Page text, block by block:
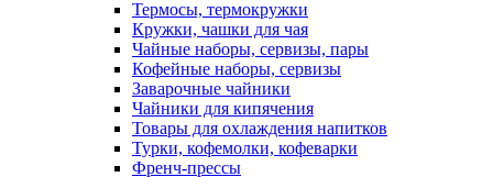
Термосы, термокружки
Кружки, чашки для чая
Чайные наборы, сервизы, пары
Кофейные наборы, сервизы
Заварочные чайники
Чайники для кипячения
Товары для охлаждения напитков
Турки, кофемолки, кофеварки
Френч-прессы